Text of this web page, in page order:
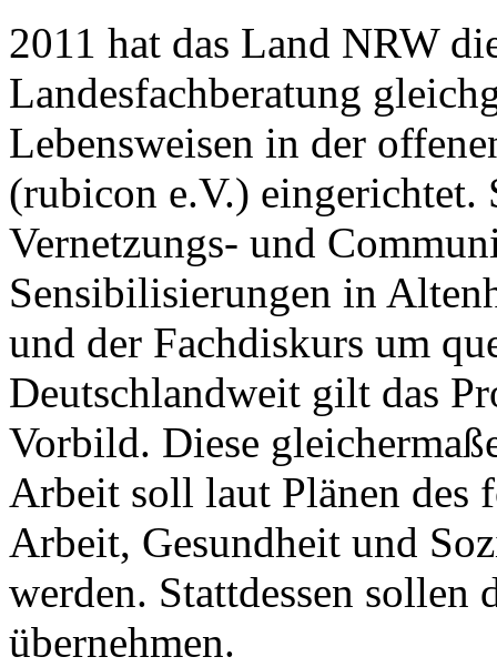
2011 hat das Land NRW
Landesfachberatung
Lebensweisen in der
(rubicon e.V.) eingerichtet.
Vernetzungs- und
Sensibilisierungen in
und der Fachdiskurs um
Deutschlandweit gilt das
Vorbild. Diese
Arbeit soll laut Plänen
Arbeit, Gesundheit und
werden. Stattdessen
übernehmen.